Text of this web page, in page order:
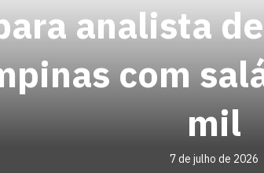
analista
com
mil
7 de julho de 2026